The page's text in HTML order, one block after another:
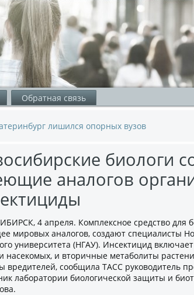
Обратная связь
лишился опорных вузов
биологи
аналогов
4 апреля. Комплексное средство для
мировых аналогов, создают специалисты
университета (НГАУ). Инсектицид
насекомых, и вторичные метаболиты
вредителей, сообщила ТАСС руководитель
лаборатории биологической защиты и